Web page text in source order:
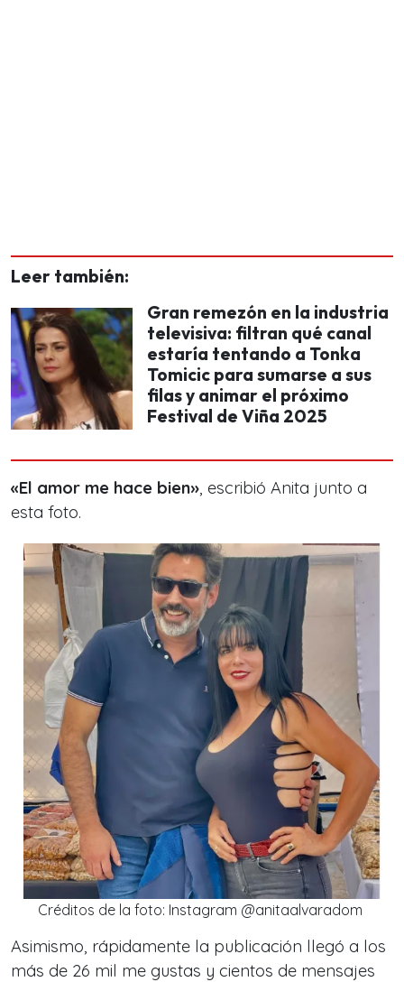
Leer también:
Gran remezón en la industria
televisiva: filtran qué canal
estaría tentando a Tonka
Tomicic para sumarse a sus
filas y animar el próximo
Festival de Viña 2025
«El amor me hace bien», escribió Anita junto a
esta foto.
Créditos de la foto: Instagram @anitaalvaradom
Asimismo, rápidamente la publicación llegó a los
más de 26 mil me gustas y cientos de mensajes